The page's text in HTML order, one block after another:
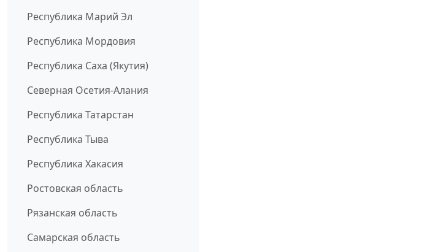
Республика Марий Эл
Республика Мордовия
Республика Саха (Якутия)
Северная Осетия-Алания
Республика Татарстан
Республика Тыва
Республика Хакасия
Ростовская область
Рязанская область
Самарская область